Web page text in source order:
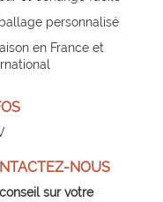
personnalisé
en France et
NOUS
sur votre